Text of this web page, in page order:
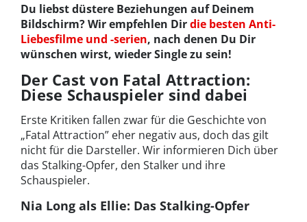
Du liebst düstere Beziehungen auf Deinem
Bildschirm? Wir empfehlen Dirdie besten Anti-
Liebesfilme und -serien, nach denen Du Dir
wünschen wirst, wieder Single zu sein!
Der Cast von Fatal Attraction:
Diese Schauspieler sind dabei
Erste Kritiken fallen zwar für die Geschichte von
„Fatal Attraction” eher negativ aus, doch das gilt
nicht für die Darsteller. Wir informieren Dich über
das Stalking-Opfer, den Stalker und ihre
Schauspieler.
Nia Long als Ellie: Das Stalking-Opfer